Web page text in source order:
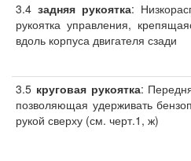
3.4 задняя рукоятка:
рукоятка управления,
вдоль корпуса двигателя сзади
3.5 круговая рукоятка:
позволяющая удерживать
рукой сверху (см. черт.1, ж)